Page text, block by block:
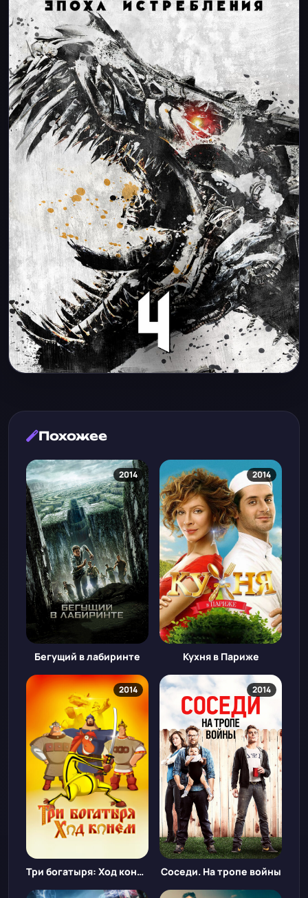
Похожее
2014
Бегущий в лабиринте
2014
Кухня в Париже
2014
Три богатыря: Ход конём
2014
Соседи. На тропе войны